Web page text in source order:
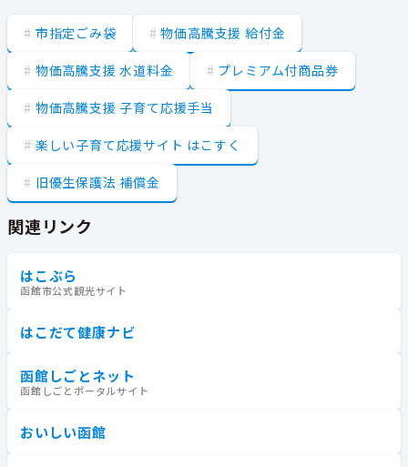
市指定ごみ袋 物価高騰支援 給付金
物価高騰支援 水道料金 プレミアム付商品券
物価高騰支援 子育て応援手当
楽しい子育て応援サイト はこすく
旧優生保護法 補償金
関連リンク
はこぶら
函館市公式観光サイト
はこだて健康ナビ
函館しごとネット
函館しごとポータルサイト
おいしい函館